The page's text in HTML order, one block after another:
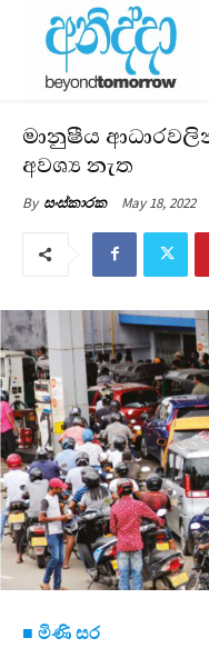
මානුෂීය
අවශ්‍ය නැත
By සංස්කාරක May 18, 2022
■ මිණි සර